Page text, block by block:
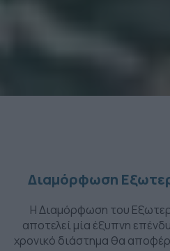
Διαμόρφωση
H Διαμόρφωση του
αποτελεί μία έξυπνη
χρονικό διάστημα θα